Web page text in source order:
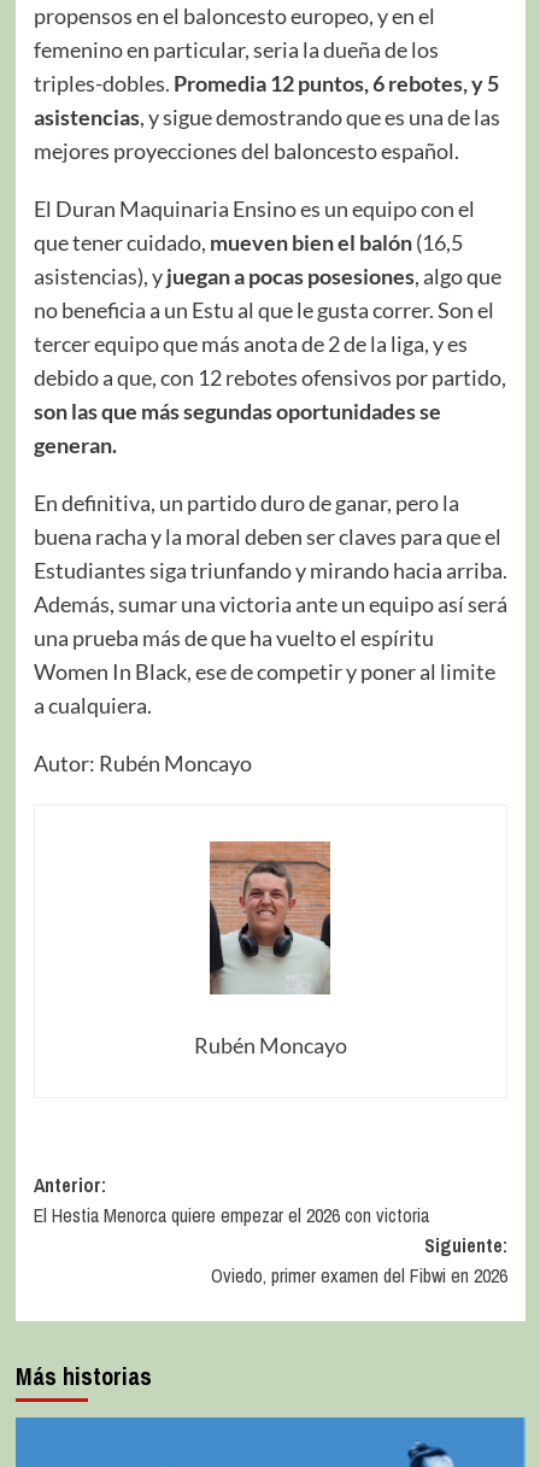
propensos en el baloncesto europeo, y en el
femenino en particular, seria la dueña de los
triples-dobles. Promedia 12 puntos, 6 rebotes, y 5
asistencias, y sigue demostrando que es una de las
mejores proyecciones del baloncesto español.
El Duran Maquinaria Ensino es un equipo con el
que tener cuidado, mueven bien el balón(16,5
asistencias), yjuegan a pocas posesiones, algo que
no beneficia a un Estu al que le gusta correr. Son el
tercer equipo que más anota de 2 de la liga, y es
debido a que, con 12 rebotes ofensivos por partido,
son las que más segundas oportunidades se
generan.
En definitiva, un partido duro de ganar, pero la
buena racha y la moral deben ser claves para que el
Estudiantes siga triunfando y mirando hacia arriba.
Además, sumar una victoria ante un equipo así será
una prueba más de que ha vuelto el espíritu
Women In Black, ese de competir y poner al limite
a cualquiera.
Autor: Rubén Moncayo
Rubén Moncayo
Anterior:
El Hestia Menorca quiere empezar el 2026 con victoria
Siguiente:
Oviedo, primer examen del Fibwi en 2026
Más historias